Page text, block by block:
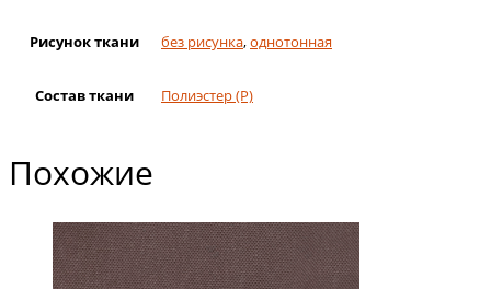
Рисунок ткани без рисунка,однотонная
Состав ткани Полиэстер (Р)
Похожие